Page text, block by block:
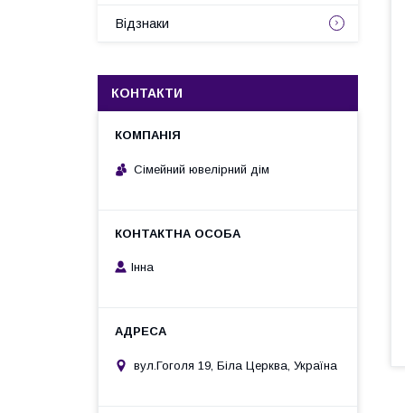
Відзнаки
КОНТАКТИ
Сімейний ювелірний дім
Інна
вул.Гоголя 19, Біла Церква, Україна